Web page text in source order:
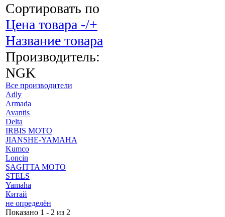
Сортировать по
Цена товара -/+
Название товара
Производитель:
NGK
Все производители
Adly
Armada
Avantis
Delta
IRBIS MOTO
JIANSHE-YAMAHA
Kumco
Loncin
SAGITTA MOTO
STELS
Yamaha
Китай
не определён
Показано 1 - 2 из 2